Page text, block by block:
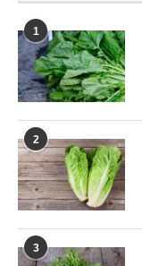
1
2
3